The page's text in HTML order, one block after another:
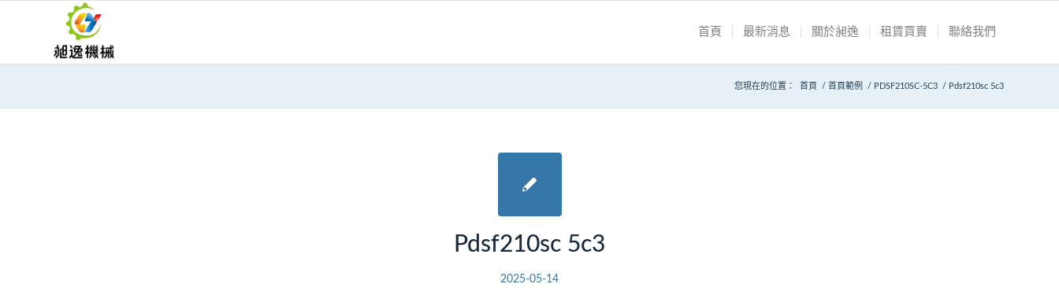
首頁 最新消息 關於昶逸 租賃買賣 聯絡我們
您現在的位置： 首頁 / 首頁範例 / PDSF210SC-5C3 / Pdsf210sc 5c3
Pdsf210sc 5c3
2025-05-14